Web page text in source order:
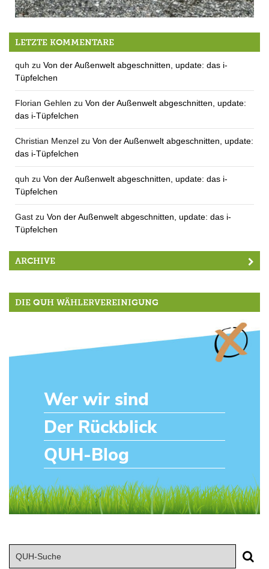
Die Dämme haben gehalten (außer einem)
LETZTE KOMMENTARE
quh zu Von der Außenwelt abgeschnitten, update: das i-
Tüpfelchen
Florian Gehlen zu Von der Außenwelt abgeschnitten, update:
das i-Tüpfelchen
Christian Menzel zu Von der Außenwelt abgeschnitten, update:
das i-Tüpfelchen
quh zu Von der Außenwelt abgeschnitten, update: das i-
Tüpfelchen
Gast zu Von der Außenwelt abgeschnitten, update: das i-
Tüpfelchen
ARCHIVE
DIE QUH WÄHLERVEREINIGUNG
Wer wir sind
Der Rückblick
QUH-Blog